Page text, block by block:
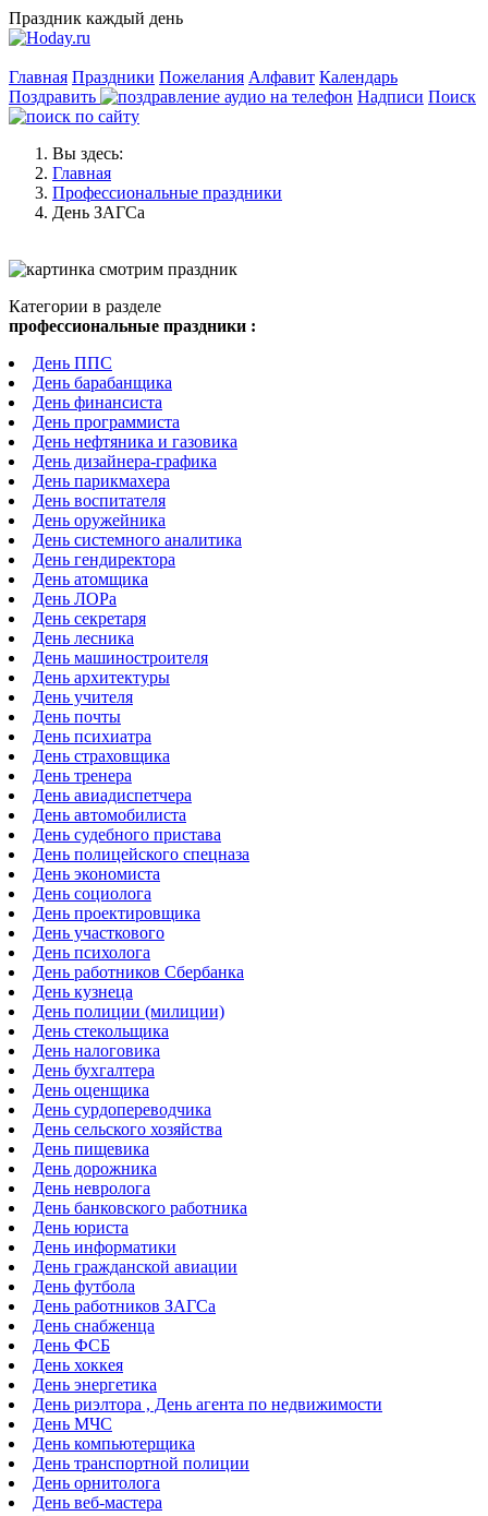
Праздник каждый день
Главная Праздники Пожелания Алфавит Календарь
Поздравить
Надписи Поиск
Вы здесь:
Главная
Профессиональные праздники
День ЗАГСа
Категории в разделе
профессиональные праздники :
День ППС
День барабанщика
День финансиста
День программиста
День нефтяника и газовика
День дизайнера-графика
День парикмахера
День воспитателя
День оружейника
День системного аналитика
День гендиректора
День атомщика
День ЛОРа
День секретаря
День лесника
День машиностроителя
День архитектуры
День учителя
День почты
День психиатра
День страховщика
День тренера
День авиадиспетчера
День автомобилиста
День судебного пристава
День полицейского спецназа
День экономиста
День социолога
День проектировщика
День участкового
День психолога
День работников Сбербанка
День кузнеца
День полиции (милиции)
День стекольщика
День налоговика
День бухгалтера
День оценщика
День сурдопереводчика
День сельского хозяйства
День пищевика
День дорожника
День невролога
День банковского работника
День юриста
День информатики
День гражданской авиации
День футбола
День работников ЗАГСа
День снабженца
День ФСБ
День хоккея
День энергетика
День риэлтора , День агента по недвижимости
День МЧС
День компьютерщика
День транспортной полиции
День орнитолога
День веб-мастера